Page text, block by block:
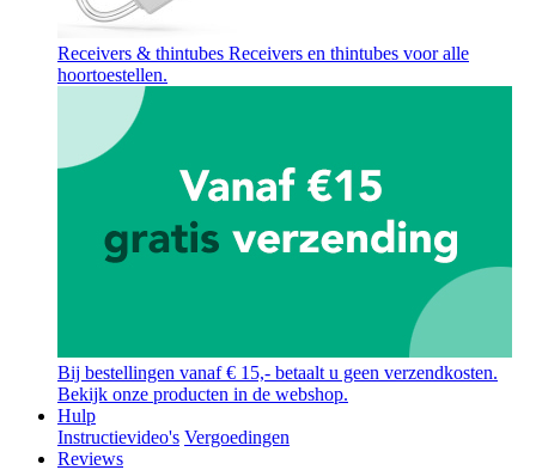
Receivers & thintubes Receivers en thintubes voor alle
hoortoestellen.
Bij bestellingen vanaf € 15,- betaalt u geen verzendkosten.
Bekijk onze producten in de webshop.
Hulp
Instructievideo's Vergoedingen
Reviews